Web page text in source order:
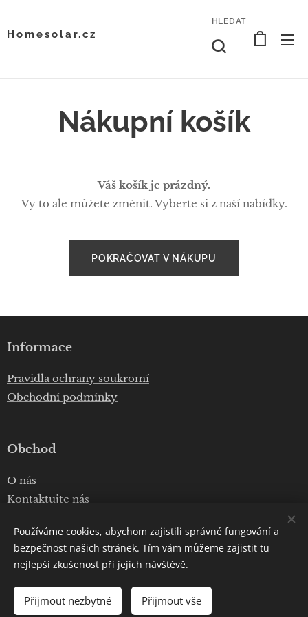
Homesolar.cz
HLEDAT
Nákupní košík
Váš košík je prázdný.
Vy to ale můžete změnit. Vyberte si z naší nabídky.
POKRAČOVAT V NÁKUPU
Informace
Pravidla ochrany soukromí
Obchodní podmínky
Obchod
O nás
Kontaktujte nás
E-mail:info@homesolar.cz
Telefon:
Copyright © 2020
Používáme cookies, abychom zajistili správné fungování a
bezpečnost našich stránek. Tím vám můžeme zajistit tu
nejlepší zkušenost při jejich návštěvě.
Přijmout nezbytné Přijmout vše